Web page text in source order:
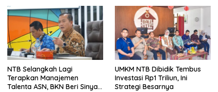
NTB Selangkah Lagi
Terapkan Manajemen
Talenta ASN, BKN Beri Sinyal
UMKM NTB Dibidik Tembus
Investasi Rp1 Triliun, Ini
Strategi Besarnya